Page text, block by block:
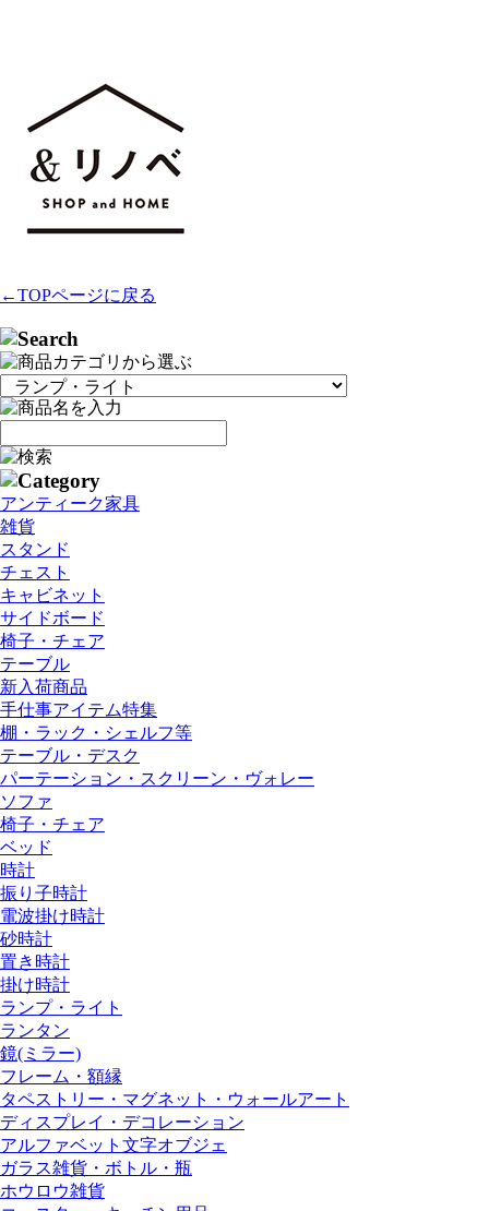
←TOPページに戻る
アンティーク家具
雑貨
スタンド
チェスト
キャビネット
サイドボード
椅子・チェア
テーブル
新入荷商品
手仕事アイテム特集
棚・ラック・シェルフ等
テーブル・デスク
パーテーション・スクリーン・ヴォレー
ソファ
椅子・チェア
ベッド
時計
振り子時計
電波掛け時計
砂時計
置き時計
掛け時計
ランプ・ライト
ランタン
鏡(ミラー)
フレーム・額縁
タペストリー・マグネット・ウォールアート
ディスプレイ・デコレーション
アルファベット文字オブジェ
ガラス雑貨・ボトル・瓶
ホウロウ雑貨